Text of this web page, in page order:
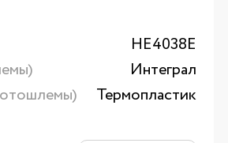
HE4038E
Интеграл
Термопластик